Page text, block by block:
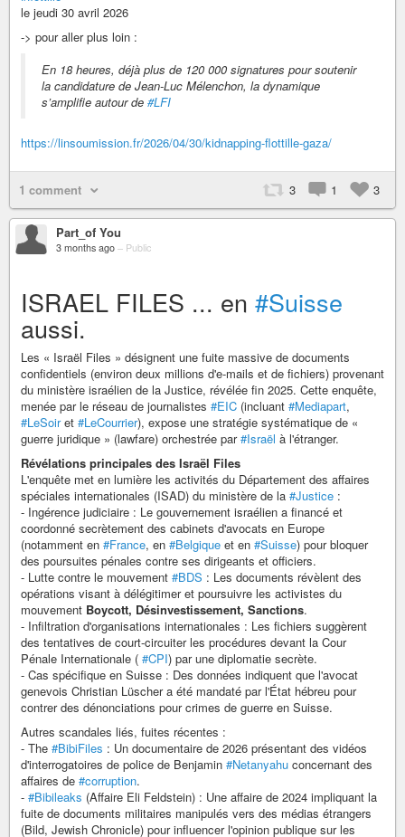
le jeudi 30 avril 2026
-> pour aller plus loin :
En 18 heures, déjà plus de 120 000 signatures pour soutenir
la candidature de Jean-Luc Mélenchon, la dynamique
s’amplifie autour de #LFI
https://linsoumission.fr/2026/04/30/kidnapping-flottille-gaza/
1 comment 3 1 3
Part_of You
3 months ago – Public
ISRAEL FILES ... en #Suisse
aussi.
Les « Israël Files » désignent une fuite massive de documents
confidentiels (environ deux millions d'e-mails et de fichiers) provenant
du ministère israélien de la Justice, révélée fin 2025. Cette enquête,
menée par le réseau de journalistes #EIC (incluant #Mediapart,
#LeSoiret #LeCourrier), expose une stratégie systématique de «
guerre juridique » (lawfare) orchestrée par#Israël à l'étranger.
Révélations principales des Israël Files
L'enquête met en lumière les activités du Département des affaires
spéciales internationales (ISAD) du ministère de la #Justice :
- Ingérence judiciaire : Le gouvernement israélien a financé et
coordonné secrètement des cabinets d'avocats en Europe
(notamment en #France, en #Belgique et en #Suisse) pour bloquer
des poursuites pénales contre ses dirigeants et officiers.
- Lutte contre le mouvement #BDS : Les documents révèlent des
opérations visant à délégitimer et poursuivre les activistes du
mouvement Boycott, Désinvestissement, Sanctions.
- Infiltration d'organisations internationales : Les fichiers suggèrent
des tentatives de court-circuiter les procédures devant la Cour
Pénale Internationale ( #CPI) par une diplomatie secrète.
- Cas spécifique en Suisse : Des données indiquent que l'avocat
genevois Christian Lüscher a été mandaté par l'État hébreu pour
contrer des dénonciations pour crimes de guerre en Suisse.
Autres scandales liés, fuites récentes :
- The #BibiFiles : Un documentaire de 2026 présentant des vidéos
d'interrogatoires de police de Benjamin #Netanyahu concernant des
affaires de #corruption.
- #Bibileaks (Affaire Eli Feldstein) : Une affaire de 2024 impliquant la
fuite de documents militaires manipulés vers des médias étrangers
(Bild, Jewish Chronicle) pour influencer l'opinion publique sur les